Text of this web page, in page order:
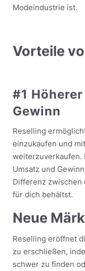
Modeindustrie ist.
Vorteile
#1
Gewinn
Reselling
einzukaufen und
weiterzuverkaufen.
Umsatz und
Differenz zwischen
für dich behältst.
Neue
Reselling eröffnet
zu erschließen,
schwer zu finden